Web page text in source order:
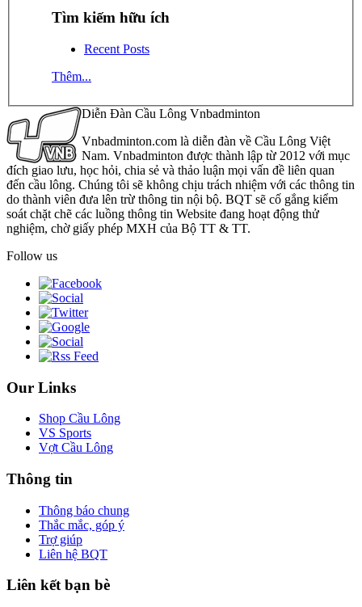
Tìm kiếm hữu ích
Recent Posts
Thêm...
Diễn Đàn Cầu Lông Vnbadminton
Vnbadminton.com là diễn đàn về Cầu Lông Việt
Nam. Vnbadminton được thành lập từ 2012 với mục
đích giao lưu, học hỏi, chia sẻ và thảo luận mọi vấn đề liên quan
đến cầu lông. Chúng tôi sẽ không chịu trách nhiệm với các thông tin
do thành viên đưa lên trừ thông tin nội bộ. BQT sẽ cố gắng kiểm
soát chặt chẽ các luồng thông tin Website đang hoạt động thử
nghiệm, chờ giấy phép MXH của Bộ TT & TT.
Follow us
Our Links
Shop Cầu Lông
VS Sports
Vợt Cầu Lông
Thông tin
Thông báo chung
Thắc mắc, góp ý
Trợ giúp
Liên hệ BQT
Liên kết bạn bè